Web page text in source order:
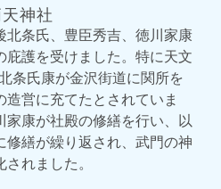
神社
北条氏、豊臣秀吉、徳川家康
庇護を受けました。特に天文
条氏康が金沢街道に関所を
営に充てたとされていま
康が社殿の修繕を行い、以
修繕が繰り返され、武門の神
れました。